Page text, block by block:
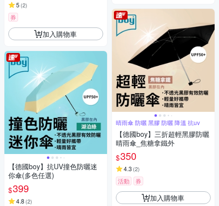
5 (2)
券
加入購物車
【德國boy】抗UV撞色防曬迷
你傘(多色任選)
$399
4.8 (2)
晴雨傘 防曬 黑膠 防曬 降溫 抗uv
【德國boy】三折超輕黑膠防曬
晴雨傘_焦糖拿鐵外
$350
4.3 (2)
活動 券
加入購物車